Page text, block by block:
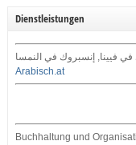
Dienstleistungen
فيينا, إنسبروك في النمسا
Arabisch.at
Buchhaltung und